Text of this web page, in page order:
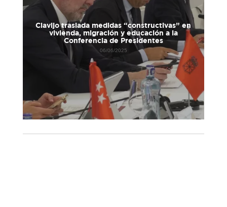
Clavijo traslada medidas “constructivas” en
vivienda, migración y educación a la
Conferencia de Presidentes
06/06/2025